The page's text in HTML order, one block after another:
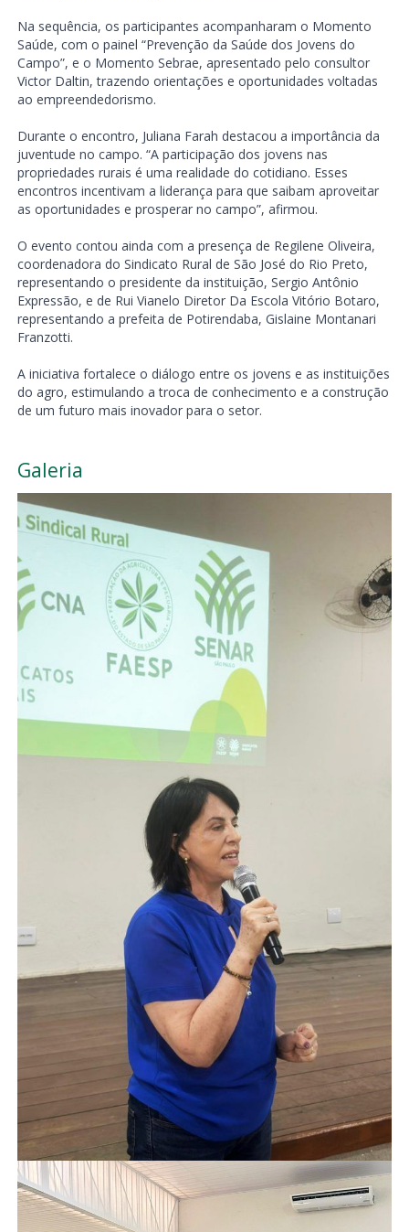
Na sequência, os participantes acompanharam o Momento
Saúde, com o painel “Prevenção da Saúde dos Jovens do
Campo”, e o Momento Sebrae, apresentado pelo consultor
Victor Daltin, trazendo orientações e oportunidades voltadas
ao empreendedorismo.
Durante o encontro, Juliana Farah destacou a importância da
juventude no campo. “A participação dos jovens nas
propriedades rurais é uma realidade do cotidiano. Esses
encontros incentivam a liderança para que saibam aproveitar
as oportunidades e prosperar no campo”, afirmou.
O evento contou ainda com a presença de Regilene Oliveira,
coordenadora do Sindicato Rural de São José do Rio Preto,
representando o presidente da instituição, Sergio Antônio
Expressão, e de Rui Vianelo Diretor Da Escola Vitório Botaro,
representando a prefeita de Potirendaba, Gislaine Montanari
Franzotti.
A iniciativa fortalece o diálogo entre os jovens e as instituições
do agro, estimulando a troca de conhecimento e a construção
de um futuro mais inovador para o setor.
Galeria